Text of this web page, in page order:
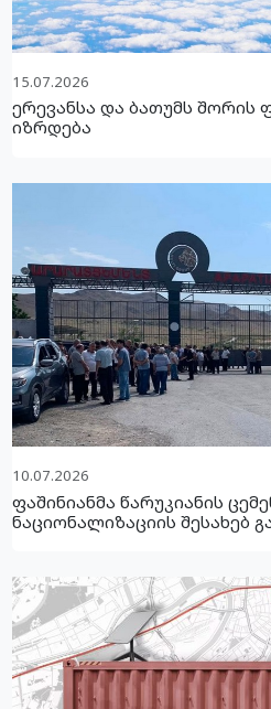
15.07.2026
ერევანსა და ბათუმს შორის
იზრდება
10.07.2026
ფაშინიანმა წარუკიანის
ნაციონალიზაციის შესახებ